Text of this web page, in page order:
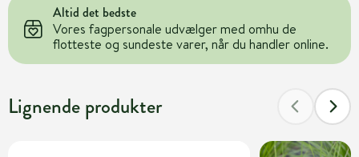
Altid det bedste
Vores fagpersonale udvælger med omhu de
flotteste og sundeste varer, når du handler online.
Lignende produkter